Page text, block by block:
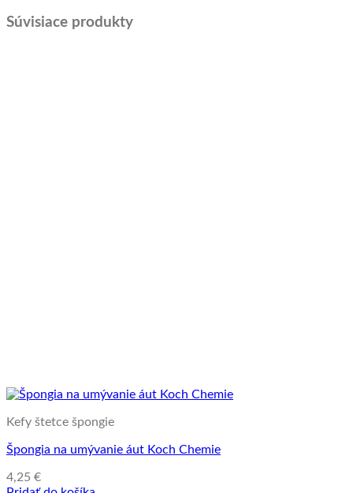
Súvisiace produkty
Kefy štetce špongie
Špongia na umývanie áut Koch Chemie
4,25 €